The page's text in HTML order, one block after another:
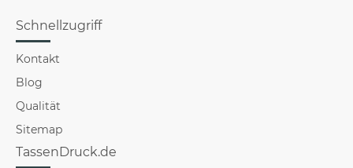
Schnellzugriff
Kontakt
Blog
Qualität
Sitemap
TassenDruck.de